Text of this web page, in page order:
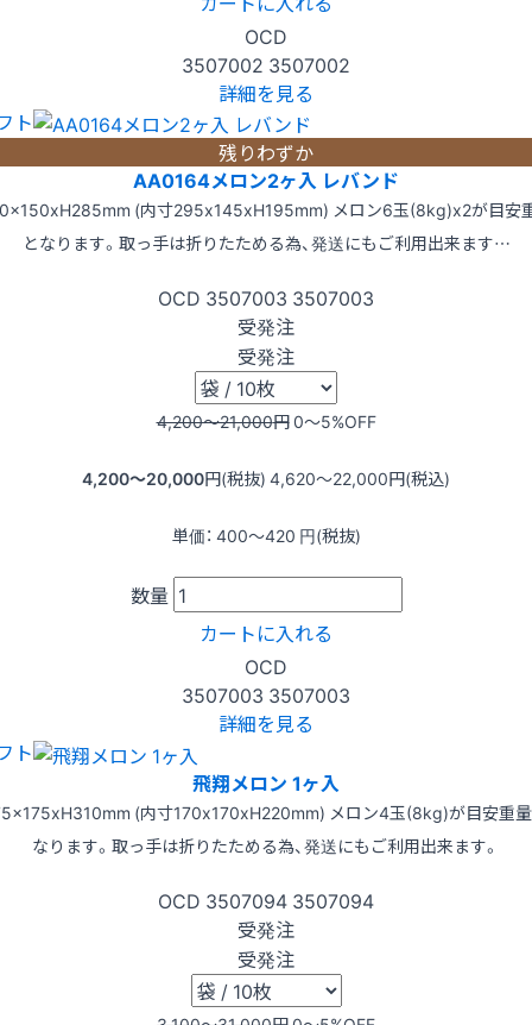
OCD
3507002 3507002
詳細を見る
ト
残りわずか
AA0164メロン2ヶ入 レバンド
(内寸295x145xH195mm) メロン6玉(8kg)x2が目安
となります。取っ手は折りたためる為、発送にもご利用出来ます…
OCD 3507003 3507003
受発注
受発注
4,200〜21,000円0〜5%OFF
4,200〜20,000円(税抜) 4,620〜22,000円(税込)
単価： 400〜420 円(税抜)
数量
カートに入れる
OCD
3507003 3507003
詳細を見る
ト
飛翔メロン 1ヶ入
(内寸170x170xH220mm) メロン4玉(8kg)が目安重
なります。取っ手は折りたためる為、発送にもご利用出来ます。
OCD 3507094 3507094
受発注
受発注